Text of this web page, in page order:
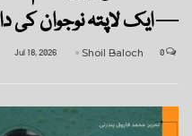
— ایک لاپتہ نوجوان کی
Shoil Baloch
Jul 18, 2026